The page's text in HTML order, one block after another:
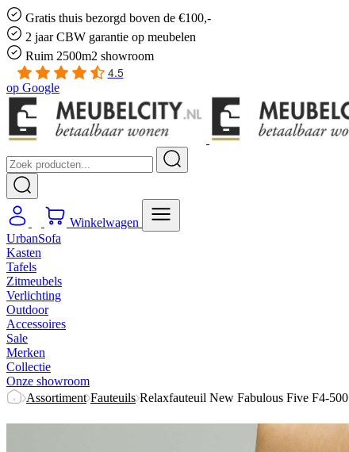
Gratis thuis bezorgd boven de €100,-
2 jaar CBW garantie op meubelen
Ruim 2500m2 showroom
4.5
op Google
Winkelwagen
UrbanSofa
Kasten
Tafels
Zitmeubels
Verlichting
Outdoor
Accessoires
Sale
Merken
Collectie
Onze showroom
Assortiment Fauteuils Relaxfauteuil New Fabulous Five F4-500